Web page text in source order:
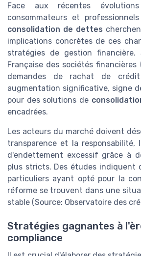
Face aux récentes
consommateurs et
consolidation de dettes
implications concrètes de ces
stratégies de gestion financière.
Française des sociétés financières
demandes de rachat de
augmentation significative, signe
pour des solutions de
encadrées.
Les acteurs du marché doivent
transparence et la responsabilité,
d'endettement excessif grâce à
plus stricts. Des études indiquent
particuliers ayant opté pour la
réforme se trouvent dans une
stable (Source: Observatoire des
Stratégies gagnantes à
compliance